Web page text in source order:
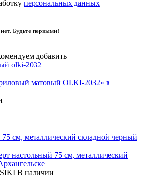
персональных данных
Будьте первыми!
добавить
olki-2032
см, металлический складной черный
В наличии